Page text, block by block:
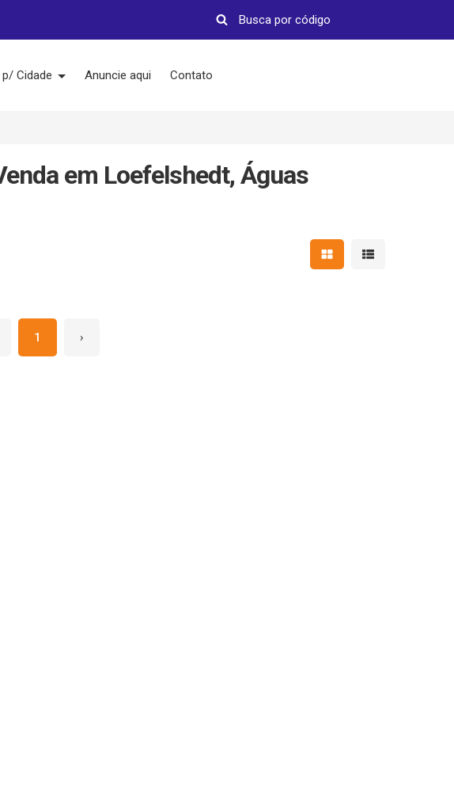
Cidade Anuncie aqui Contato
em Loefelshedt, Águas
Mostrar resultados em
Mostrar
1 ›